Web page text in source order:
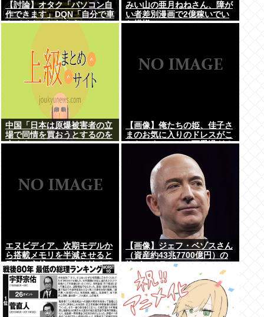
【討論】オタク「パソコン自
作できます」DQN「自分で車
やバイクいじれます」
みい山の亜月ねねさん、障が
い者差別漫画で2億稼いでい
た模様www
中国「日本は原爆被害者の立
場で同情を買おうとするのを
止めろ」
【画像】俺たちの姫、佳子さ
まのお気に入りのドレスがこ
ちらです←コレは可愛過ぎる
w w w w w w w w
エヌビディア、次期モデルか
ら搭載メモリを半減させると
発表。突然メモリ余り始める
www
【画像】ジェフ・ベゾスさん
（資産約43兆7700億円）の
嫁がコチラwww